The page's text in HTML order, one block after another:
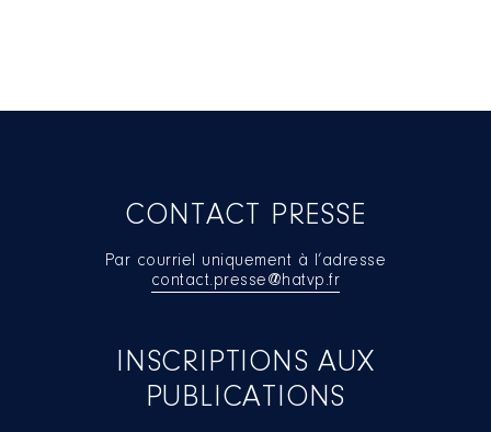
CONTACT PRESSE
Par courriel uniquement à l’adresse
contact.presse@hatvp.fr
INSCRIPTIONS AUX
PUBLICATIONS